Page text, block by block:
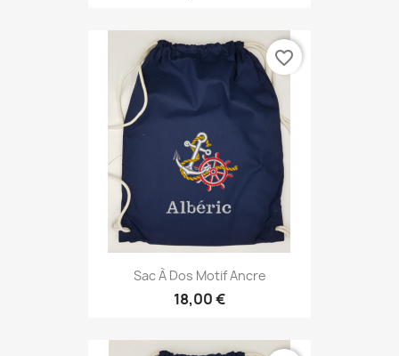
Sac À Dos Motif Ancre
18,00 €
favorite_border